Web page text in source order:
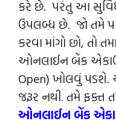
કરે છે. પરંતુ આ
ઉપલબ્ધ છે. જો તમે
કરવા માંગો છો, તો
ઓનલાઈન બેંક
Open) ખોલવું પડશે.
જરૂર નથી. તમે ફક્ત
ઓનલાઈન બેંક